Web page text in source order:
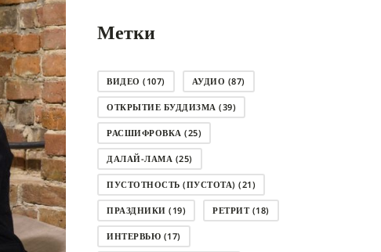
Метки
ВИДЕО (107) АУДИО (87)
ОТКРЫТИЕ БУДДИЗМА (39)
РАСШИФРОВКА (25)
ДАЛАЙ-ЛАМА (25)
ПУСТОТНОСТЬ (ПУСТОТА) (21)
ПРАЗДНИКИ (19) РЕТРИТ(18)
ИНТЕРВЬЮ (17)